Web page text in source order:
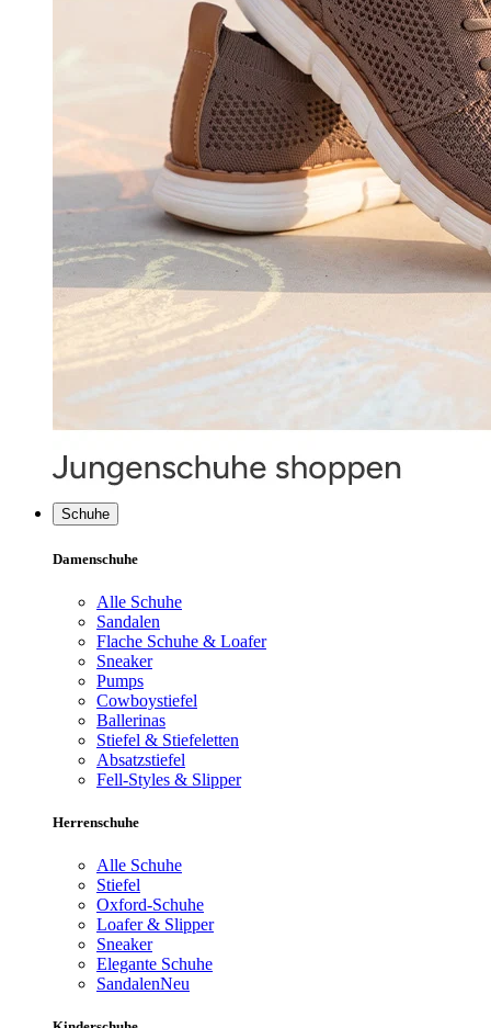
Schuhe
Damenschuhe
Alle Schuhe
Sandalen
Flache Schuhe & Loafer
Sneaker
Pumps
Cowboystiefel
Ballerinas
Stiefel & Stiefeletten
Absatzstiefel
Fell-Styles & Slipper
Herrenschuhe
Alle Schuhe
Stiefel
Oxford-Schuhe
Loafer & Slipper
Sneaker
Elegante Schuhe
SandalenNeu